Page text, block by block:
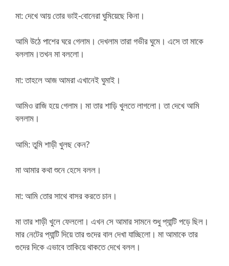
মা: দেখে আয় তোর ভাই-বোনেরা ঘুমিয়েছে কিনা।
আমি উঠে পাশের ঘরে গেলাম। দেখলাম তারা গভীর ঘুমে। এসে তা মাকে
বললাম।তখন মা বললো।
মা: তাহলে আজ আমরা এখানেই ঘুমাই।
আমিও রাজি হয়ে গেলাম। মা তার শাড়ি খুলতে লাগলো। তা দেখে আমি
বললাম।
আমি: তুমি শাড়ী খুলছ কেন?
মা আমার কথা শুনে হেসে বলল।
মা: আমি তোর সাথে বাসর করতে চান।
মা তার শাড়ী খুলে ফেললো। এখন সে আমার সামনে শুধু প্যান্টি পড়ে ছিল।
মার নেটের প্যান্টি দিয়ে তার গুদের বাল দেখা যাচ্ছিলো। মা আমাকে তার
গুদের দিকে এভাবে তাকিয়ে থাকতে দেখে বলল।